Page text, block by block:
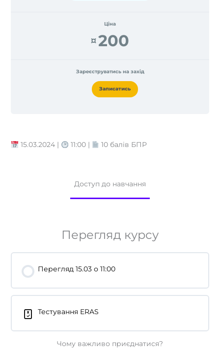
Ціна
¤ 200
Зареєструватись на захід
Записатись
15.03.2024 | 11:00 | 10 балів БПР
Доступ до навчання
Перегляд курсу
Перегляд 15.03 о 11:00
Тестування ERAS
Чому важливо приєднатися?